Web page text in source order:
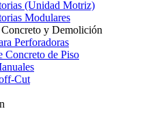
(Unidad Motriz)
Modulares
y Demolición
Perforadoras
Concreto de Piso
Cut